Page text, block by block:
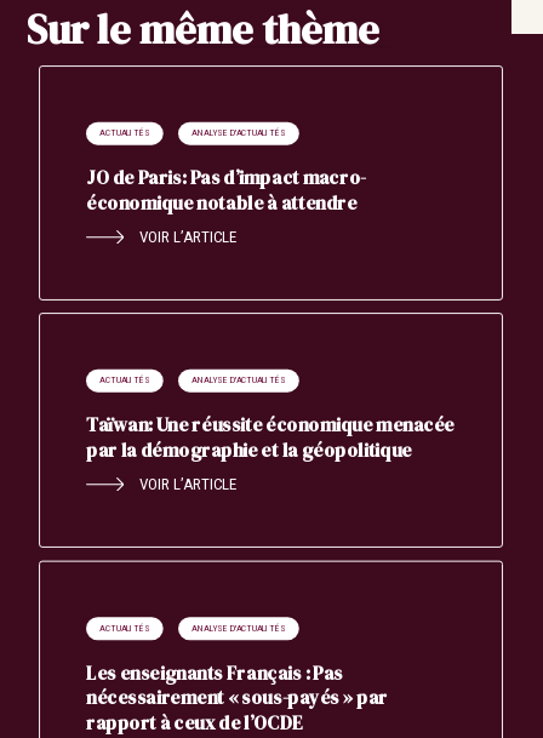
Sur le même thème
ACTUALITÉS ANALYSE D'ACTUALITÉS
JO de Paris: Pas d’impact macro-
économique notable à attendre
VOIR L’ARTICLE
ACTUALITÉS ANALYSE D'ACTUALITÉS
Taïwan: Une réussite économique menacée
par la démographie et la géopolitique
VOIR L’ARTICLE
ACTUALITÉS ANALYSE D'ACTUALITÉS
Les enseignants Français : Pas
nécessairement « sous-payés » par
rapport à ceux de l’OCDE